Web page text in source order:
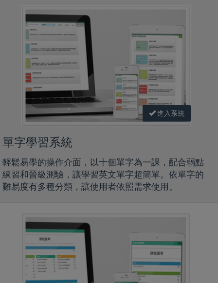
進入系統
單字學習系統
輕鬆易學的操作介面，以十個單字為一課，配合弱點
練習和晉級測驗，讓學習英文單字超簡單。依單字的
難易度有多種分類，讓使用者依照需求使用。